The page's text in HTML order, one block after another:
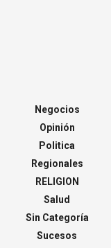
Negocios
Opinión
Politica
Regionales
RELIGION
Salud
Sin Categoría
Sucesos